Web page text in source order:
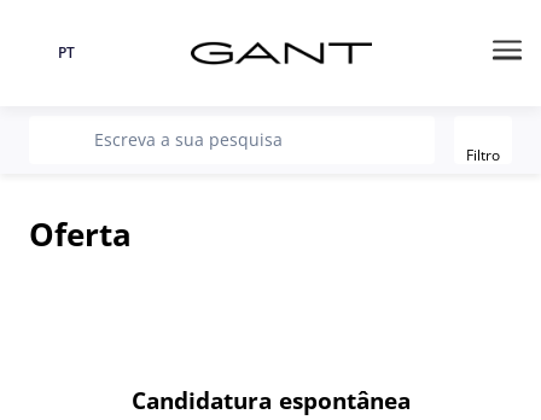
Língua
PT
recherche
Escreva a sua pesquisa
Filtro
Oferta
Candidatura espontânea